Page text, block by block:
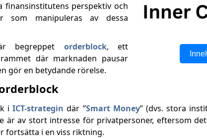
finansinstitutens perspektiv och
som manipuleras av dessa
begreppet orderblock, ett
där marknaden pausar
gör en betydande rörelse.
iICT-strategin där ”Smart Money” (dvs. stora
är av stort intresse för privatpersoner, eftersom
fortsätta i en viss riktning.